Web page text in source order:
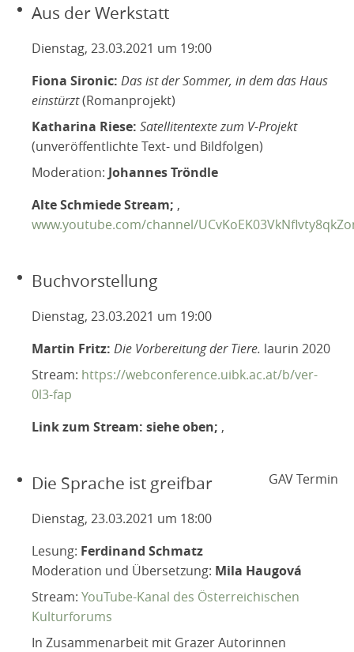
Aus der Werkstatt
Dienstag, 23.03.2021 um 19:00
Fiona Sironic: Das ist der Sommer, in dem das Haus
einstürzt(Romanprojekt)
Katharina Riese: Satellitentexte zum V-Projekt
(unveröffentlichte Text- und Bildfolgen)
Moderation: Johannes Tröndle
Alte Schmiede Stream; ,
www.youtube.com/channel/
Buchvorstellung
Dienstag, 23.03.2021 um 19:00
Martin Fritz: Die Vorbereitung der Tiere. laurin 2020
Stream: https://webconference.uibk.ac.at/b/ver-
0l3-fap
Link zum Stream: siehe oben; ,
Die Sprache ist greifbar GAV Termin
Dienstag, 23.03.2021 um 18:00
Lesung: Ferdinand Schmatz
Moderation und Übersetzung: Mila Haugová
Stream: YouTube-Kanal des Österreichischen
Kulturforums
In Zusammenarbeit mit Grazer Autorinnen